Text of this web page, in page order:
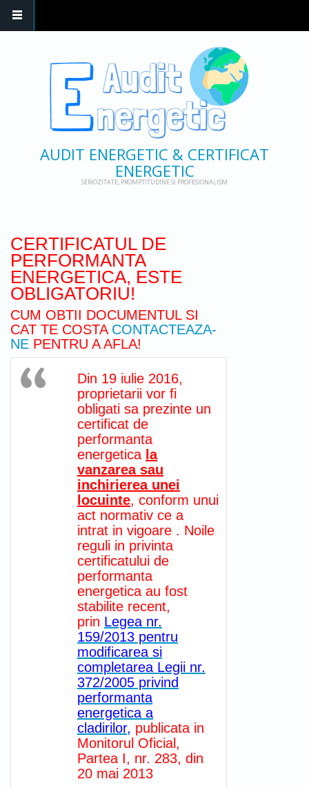
AUDIT ENERGETIC & CERTIFICAT
ENERGETIC
SERIOZITATE, PROMPTITUDINE SI PROFESIONALISM
CERTIFICATUL DE
PERFORMANTA
ENERGETICA, ESTE
OBLIGATORIU!
CUM OBTII DOCUMENTUL SI
CAT TE COSTA CONTACTEAZA-
NE PENTRU A AFLA!
Din 19 iulie 2016,
proprietarii vor fi
obligati sa prezinte un
certificat de
performanta
energetica la
vanzarea sau
inchirierea unei
locuinte, conform unui
act normativ ce a
intrat in vigoare . Noile
reguli in privinta
certificatului de
performanta
energetica au fost
stabilite recent,
prin Legea nr.
159/2013 pentru
modificarea si
completarea Legii nr.
372/2005 privind
performanta
energetica a
cladirilor, publicata in
Monitorul Oficial,
Partea I, nr. 283, din
20 mai 2013